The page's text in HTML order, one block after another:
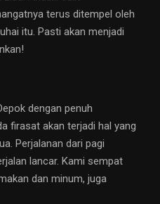
terus ditempel oleh
itu. Pasti akan menjadi
dengan penuh
firasat akan terjadi hal yang
Perjalanan dari pagi
lancar. Kami sempat
dan minum, juga